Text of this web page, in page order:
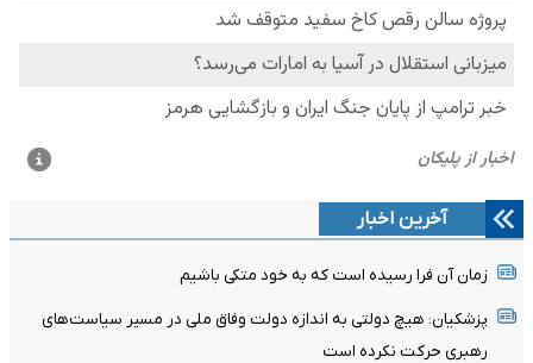
آخرین اخبار
زمان آن فرا رسیده است که به خود متکی باشیم
پزشکیان: هیچ دولتی به اندازه دولت وفاق ملی در مسیر سیاست‌های
رهبری حرکت نکرده است